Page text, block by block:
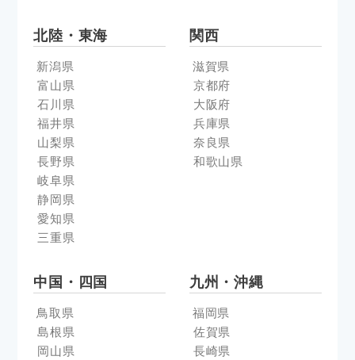
北陸・東海
新潟県
富山県
石川県
福井県
山梨県
長野県
岐阜県
静岡県
愛知県
三重県
関西
滋賀県
京都府
大阪府
兵庫県
奈良県
和歌山県
中国・四国
鳥取県
島根県
岡山県
九州・沖縄
福岡県
佐賀県
長崎県